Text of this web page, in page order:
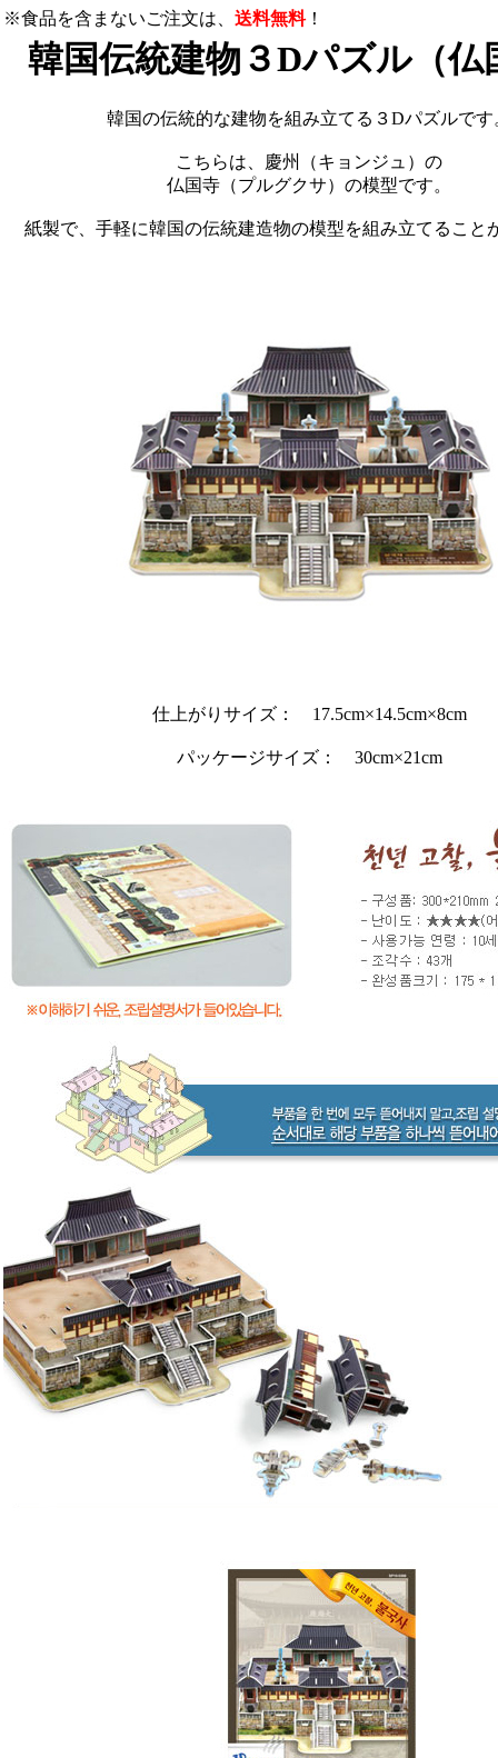
※食品を含まないご注文は、 送料無料！
韓国伝統建物３Dパズル（仏
韓国の伝統的な建物を組み立てる３Dパズルです
こちらは、慶州（キョンジュ）の
仏国寺（プルグクサ）の模型です。
紙製で、手軽に韓国の伝統建造物の模型を組み立てること
仕上がりサイズ： 17.5cm×14.5cm×8cm
パッケージサイズ： 30cm×21cm